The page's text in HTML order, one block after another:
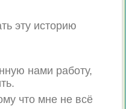
эту историю
нами работу,
что мне не всё